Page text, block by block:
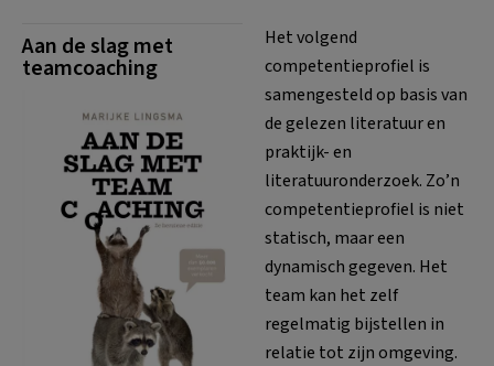
Aan de slag met
teamcoaching
Het volgend
competentieprofiel is
samengesteld op basis van
de gelezen literatuur en
praktijk- en
literatuuronderzoek. Zo’n
competentieprofiel is niet
statisch, maar een
dynamisch gegeven. Het
team kan het zelf
regelmatig bijstellen in
relatie tot zijn omgeving.